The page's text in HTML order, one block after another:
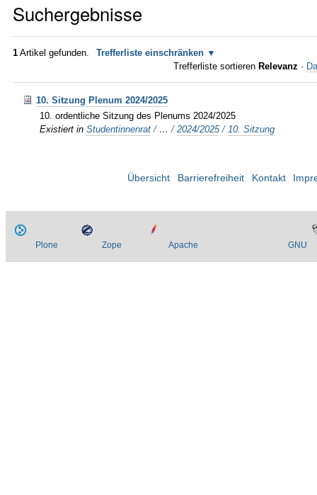
Suchergebnisse
1 Artikel gefunden.
Trefferliste einschränken
Trefferliste sortieren Relevanz ·
10. Sitzung Plenum 2024/2025
10. ordentliche Sitzung des Plenums 2024/2025
Existiert in Studentinnenrat / …/2024/2025 /10. Sitzung
Übersicht Barrierefreiheit Kontakt
Plone Zope Apache GNU